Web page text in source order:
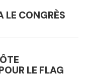
LE CONGRÈS
LE FLAG